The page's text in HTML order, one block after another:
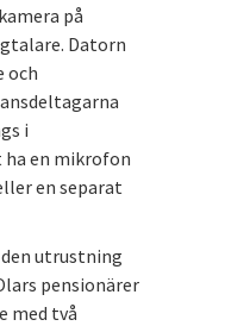
på
Datorn
och
i
en mikrofon
en separat
utrustning
pensionärer
med två